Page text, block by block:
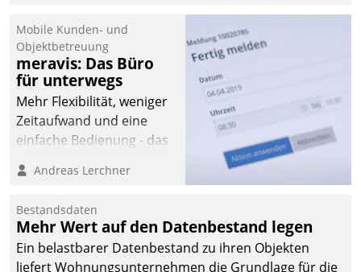
Mobile Kunden- und
Objektbetreuung
meravis: Das Büro
für unterwegs
Mehr Flexibilität, weniger
Zeitaufwand und eine
einfache Bedienung - das
Cockpit für mobile
Datatrain. Die meravis
Wohnungsbau- und
Immobilien GmbH hat
Andreas Lerchner
Bestandsdaten
Mehr Wert auf den Datenbestand legen
Ein belastbarer Datenbestand zu ihren Objekten
liefert Wohnungsunternehmen die Grundlage für die